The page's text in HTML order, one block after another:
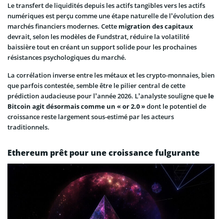
Le transfert de liquidités depuis les actifs tangibles vers les actifs
numériques est perçu comme une étape naturelle de l’évolution des
marchés financiers modernes. Cette migration des capitaux
devrait, selon les modèles de Fundstrat, réduire la volatilité
baissière tout en créant un support solide pour les prochaines
résistances psychologiques du marché.
La corrélation inverse entre les métaux et les crypto-monnaies, bien
que parfois contestée, semble être le pilier central de cette
prédiction audacieuse pour l’année 2026. L’analyste souligne que le
Bitcoin agit désormais comme un « or 2.0 »dont le potentiel de
croissance reste largement sous-estimé par les acteurs
traditionnels.
Ethereum prêt pour une croissance fulgurante